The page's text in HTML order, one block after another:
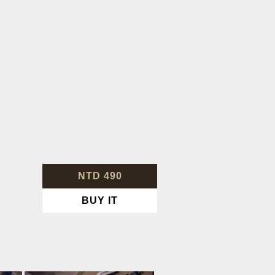
NTD 490
BUY IT